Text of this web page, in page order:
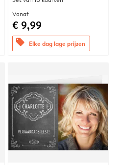
Vanaf
€ 9,99
offers Elke dag lage prijzen